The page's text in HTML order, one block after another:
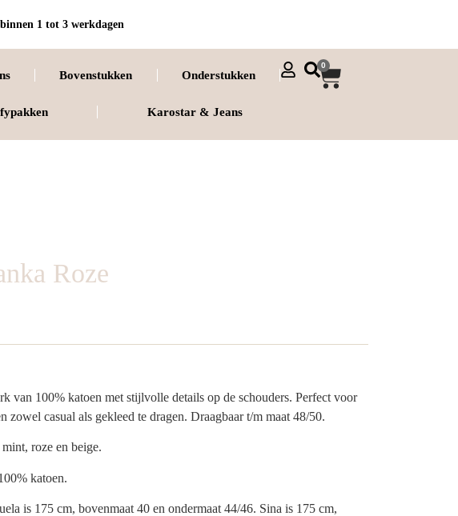
1 tot 3 werkdagen
Bovenstukken Onderstukken
Karostar & Jeans
0
Roze
van 100% katoen met stijlvolle details op de schouders. Perfect voor
zowel casual als gekleed te dragen. Draagbaar t/m maat 48/50.
roze en beige.
katoen.
is 175 cm, bovenmaat 40 en ondermaat 44/46. Sina is 175 cm,